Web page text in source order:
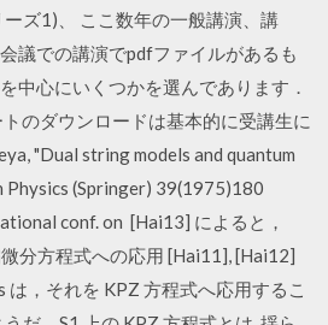
ーズ1)、 ここ数年の一般講演、講
議での講演でpdfファイルがあるも
中心にいくつかを選んであります．
のダウンロードは基本的に受講生に
"Dual string models and quantum
(Springer) 39(1975)180
conf. on [Hai13] によると，
分方程式への応用 [Hai11], [Hai12]
は，それを KPZ 方程式へ応用するこ